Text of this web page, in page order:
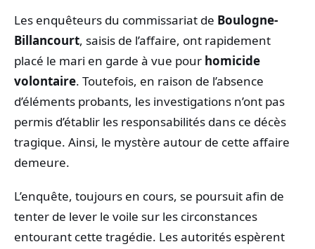
Les enquêteurs du commissariat de Boulogne-
Billancourt, saisis de l’affaire, ont rapidement
placé le mari en garde à vue pour homicide
volontaire. Toutefois, en raison de l’absence
d’éléments probants, les investigations n’ont pas
permis d’établir les responsabilités dans ce décès
tragique. Ainsi, le mystère autour de cette affaire
demeure.
L’enquête, toujours en cours, se poursuit afin de
tenter de lever le voile sur les circonstances
entourant cette tragédie. Les autorités espèrent